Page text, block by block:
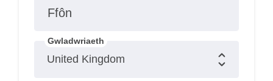
Ffôn
Gwladwriaeth